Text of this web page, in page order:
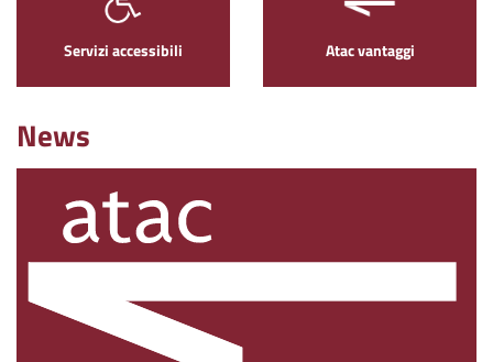
Servizi accessibili Atac vantaggi
News